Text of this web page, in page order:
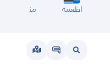
اطعمة مناسبات